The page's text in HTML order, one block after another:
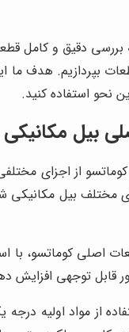
بررسی دقیق و کامل
بپردازیم. هدف ما
نحو استفاده کنید.
بیل مکانیکی
کوماتسو از اجزای
بیل مکانیکی
اصلی کوماتسو، با
قابل توجهی افزایش
از مواد اولیه